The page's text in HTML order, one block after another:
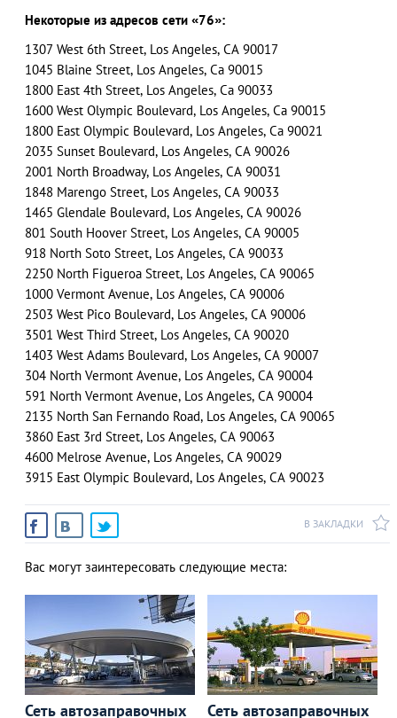
Некоторые из адресов сети «76»:
1307 West 6th Street, Los Angeles, CA 90017
1045 Blaine Street, Los Angeles, Ca 90015
1800 East 4th Street, Los Angeles, Ca 90033
1600 West Olympic Boulevard, Los Angeles, Ca 90015
1800 East Olympic Boulevard, Los Angeles, Ca 90021
2035 Sunset Boulevard, Los Angeles, CA 90026
2001 North Broadway, Los Angeles, CA 90031
1848 Marengo Street, Los Angeles, CA 90033
1465 Glendale Boulevard, Los Angeles, CA 90026
801 South Hoover Street, Los Angeles, CA 90005
918 North Soto Street, Los Angeles, CA 90033
2250 North Figueroa Street, Los Angeles, CA 90065
1000 Vermont Avenue, Los Angeles, CA 90006
2503 West Pico Boulevard, Los Angeles, CA 90006
3501 West Third Street, Los Angeles, CA 90020
1403 West Adams Boulevard, Los Angeles, CA 90007
304 North Vermont Avenue, Los Angeles, CA 90004
591 North Vermont Avenue, Los Angeles, CA 90004
2135 North San Fernando Road, Los Angeles, CA 90065
3860 East 3rd Street, Los Angeles, CA 90063
4600 Melrose Avenue, Los Angeles, CA 90029
3915 East Olympic Boulevard, Los Angeles, CA 90023
В ЗАКЛАДКИ
Вас могут заинтересовать следующие места:
Сеть автозаправочных Сеть автозаправочных